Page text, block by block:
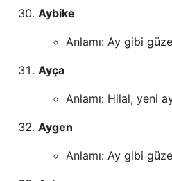
Aybike
Anlamı: Ay gibi
Ayça
Anlamı: Hilal, yeni
Aygen
Anlamı: Ay gibi